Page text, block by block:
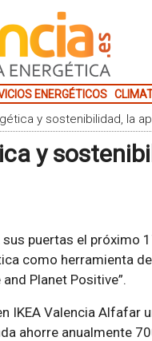
ENERGÉTICOS
y sostenibilidad, la
y
sus puertas el próximo
como herramienta
Planet Positive”.
IKEA Valencia Alfafar
ahorre anualmente